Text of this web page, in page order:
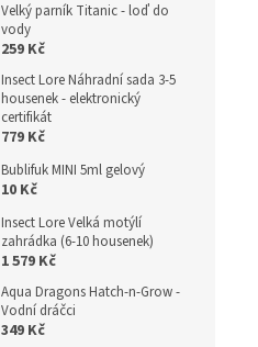
Velký parník Titanic - loď do
vody
259 Kč
Insect Lore Náhradní sada 3-5
housenek - elektronický
certifikát
779 Kč
Bublifuk MINI 5ml gelový
10 Kč
Insect Lore Velká motýlí
zahrádka (6-10 housenek)
1 579 Kč
Aqua Dragons Hatch-n-Grow -
Vodní dráčci
349 Kč